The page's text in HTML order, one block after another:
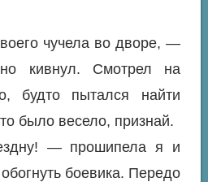
чучела во дворе, —
кивнул. Смотрел на
будто пытался найти
было весело, признай.
— прошипела я и
боевика. Передо